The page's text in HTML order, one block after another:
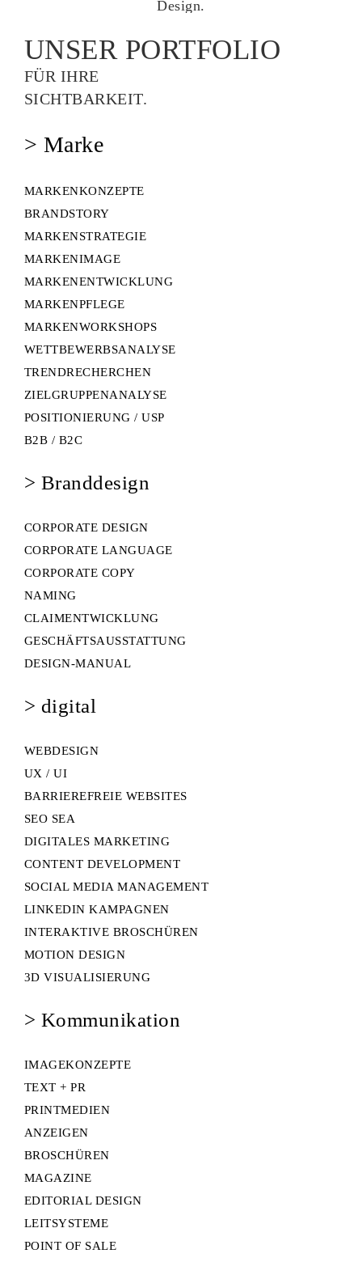
UNSER PORTFOLIO
FÜR IHRE
SICHTBARKEIT.
> Marke
MARKENKONZEPTE
BRANDSTORY
MARKENSTRATEGIE
MARKENIMAGE
MARKENENTWICKLUNG
MARKENPFLEGE
MARKENWORKSHOPS
WETTBEWERBSANALYSE
TRENDRECHERCHEN
ZIELGRUPPENANALYSE
POSITIONIERUNG / USP
B2B / B2C
> Branddesign
CORPORATE DESIGN
CORPORATE LANGUAGE
CORPORATE COPY
NAMING
CLAIMENTWICKLUNG
GESCHÄFTSAUSSTATTUNG
DESIGN-MANUAL
> digital
WEBDESIGN
UX / UI
BARRIEREFREIE WEBSITES
SEO SEA
DIGITALES MARKETING
CONTENT DEVELOPMENT
SOCIAL MEDIA MANAGEMENT
LINKEDIN KAMPAGNEN
INTERAKTIVE BROSCHÜREN
MOTION DESIGN
3D VISUALISIERUNG
> Kommunikation
IMAGEKONZEPTE
TEXT + PR
PRINTMEDIEN
ANZEIGEN
BROSCHÜREN
MAGAZINE
EDITORIAL DESIGN
LEITSYSTEME
POINT OF SALE